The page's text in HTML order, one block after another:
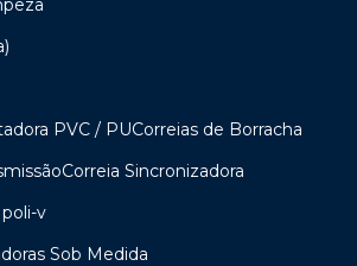
PVC / PUCorreias de Borracha
Correia Sincronizadora
v
Sob Medida